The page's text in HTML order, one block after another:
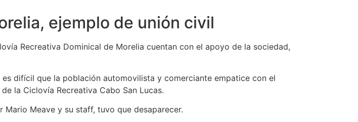
ejemplo de unión civil
Recreativa Dominical de Morelia cuentan con el apoyo de la sociedad,
difícil que la población automovilista y comerciante empatice con el
la Ciclovía Recreativa Cabo San Lucas.
Meave y su staff, tuvo que desaparecer.